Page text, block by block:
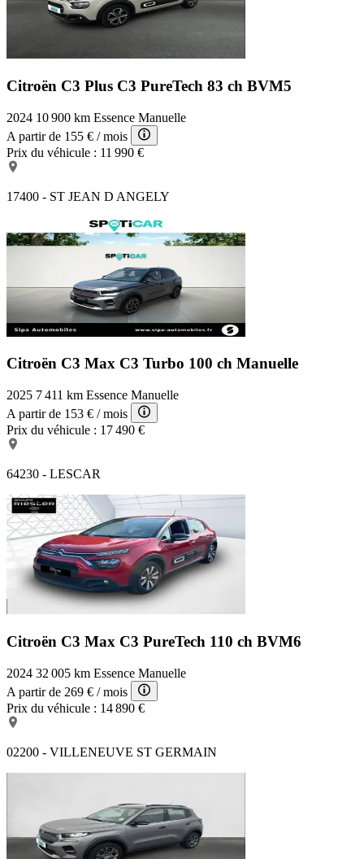
Citroën C3 Plus C3 PureTech 83 ch BVM5
2024 10 900 km Essence Manuelle
A partir de 155 € / mois
Prix du véhicule : 11 990 €
17400 - ST JEAN D ANGELY
Citroën C3 Max C3 Turbo 100 ch Manuelle
2025 7 411 km Essence Manuelle
A partir de 153 € / mois
Prix du véhicule : 17 490 €
64230 - LESCAR
Citroën C3 Max C3 PureTech 110 ch BVM6
2024 32 005 km Essence Manuelle
A partir de 269 € / mois
Prix du véhicule : 14 890 €
02200 - VILLENEUVE ST GERMAIN